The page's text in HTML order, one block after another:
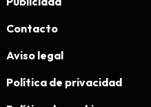
Contacto
Aviso legal
Política de privacidad